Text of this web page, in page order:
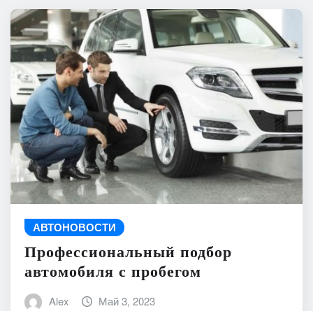
АВТОНОВОСТИ
Профессиональный подбор
автомобиля с пробегом
Alex Май 3, 2023